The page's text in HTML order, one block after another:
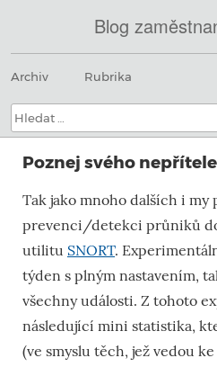
Blog
@
IN
SOA
nic.cz.
Menu
na
Archiv Rubrika
Hledat:
Poznej svého nepřítele
Tak jako mnoho dalších i my
prevenci/detekci průniků
utilitu SNORT.
týden s plným nastavením,
všechny události. Z tohoto
následující mini statistika,
(ve smyslu těch, jež vedou